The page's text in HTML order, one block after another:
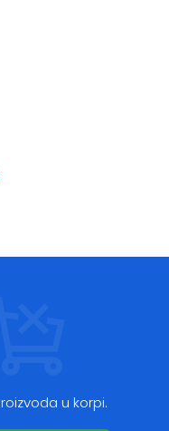
u korpi.